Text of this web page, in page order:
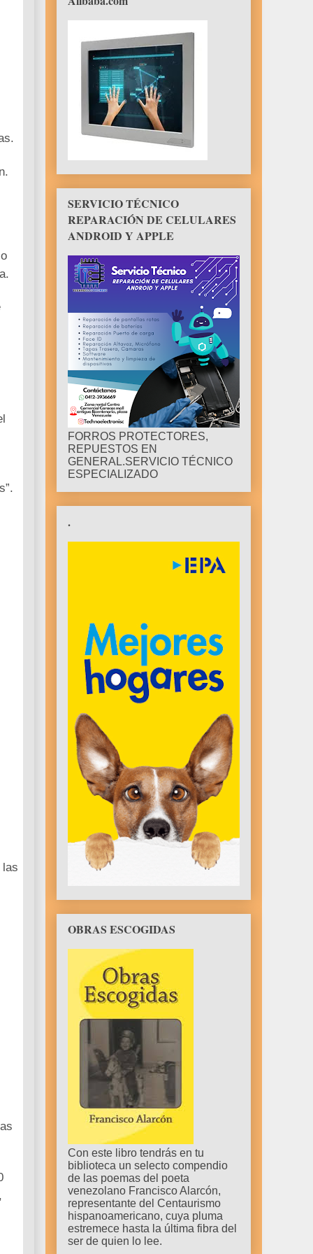
las
SERVICIO TÉCNICO
REPARACIÓN DE CELULARES
ANDROID Y APPLE
FORROS PROTECTORES,
REPUESTOS EN
GENERAL.SERVICIO TÉCNICO
ESPECIALIZADO
.
OBRAS ESCOGIDAS
Con este libro tendrás en tu
biblioteca un selecto compendio
de las poemas del poeta
venezolano Francisco Alarcón,
representante del Centaurismo
hispanoamericano, cuya pluma
estremece hasta la última fibra del
ser de quien lo lee.